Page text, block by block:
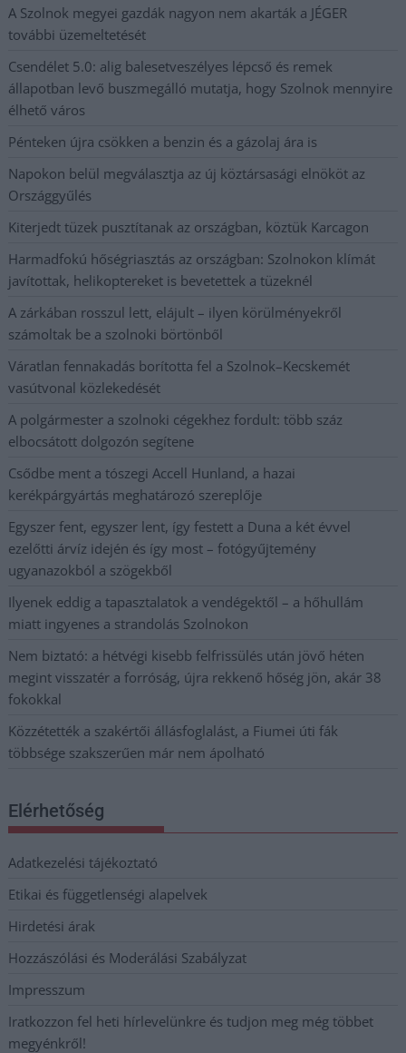
A Szolnok megyei gazdák nagyon nem akarták a JÉGER
további üzemeltetését
Csendélet 5.0: alig balesetveszélyes lépcső és remek
állapotban levő buszmegálló mutatja, hogy Szolnok mennyire
élhető város
Pénteken újra csökken a benzin és a gázolaj ára is
Napokon belül megválasztja az új köztársasági elnököt az
Országgyűlés
Kiterjedt tüzek pusztítanak az országban, köztük Karcagon
Harmadfokú hőségriasztás az országban: Szolnokon klímát
javítottak, helikoptereket is bevetettek a tüzeknél
A zárkában rosszul lett, elájult – ilyen körülményekről
számoltak be a szolnoki börtönből
Váratlan fennakadás borította fel a Szolnok–Kecskemét
vasútvonal közlekedését
A polgármester a szolnoki cégekhez fordult: több száz
elbocsátott dolgozón segítene
Csődbe ment a tószegi Accell Hunland, a hazai
kerékpárgyártás meghatározó szereplője
Egyszer fent, egyszer lent, így festett a Duna a két évvel
ezelőtti árvíz idején és így most – fotógyűjtemény
ugyanazokból a szögekből
Ilyenek eddig a tapasztalatok a vendégektől – a hőhullám
miatt ingyenes a strandolás Szolnokon
Nem biztató: a hétvégi kisebb felfrissülés után jövő héten
megint visszatér a forróság, újra rekkenő hőség jön, akár 38
fokokkal
Közzétették a szakértői állásfoglalást, a Fiumei úti fák
többsége szakszerűen már nem ápolható
Elérhetőség
Adatkezelési tájékoztató
Etikai és függetlenségi alapelvek
Hirdetési árak
Hozzászólási és Moderálási Szabályzat
Impresszum
Iratkozzon fel heti hírlevelünkre és tudjon meg még többet
megyénkről!